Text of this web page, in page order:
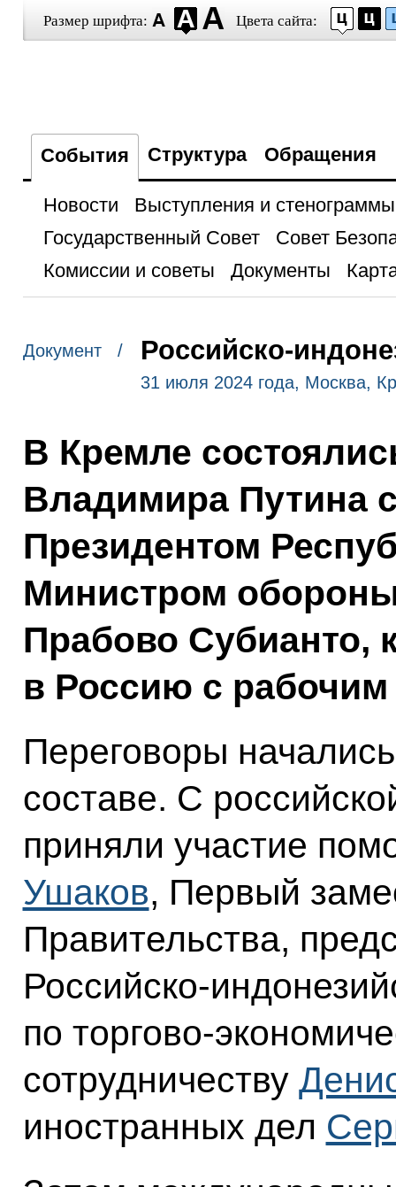
Размер шрифта: Цвета сайта:
События Структура Обращения
Новости
Выступления и стенограммы
Государственный Совет
Совет
Комиссии и советы
Документы
Документ / Российско-
31 июля 2024 года, Москва,
В Кремле
Владимира Путина
Президентом
Министром
Прабово Субианто,
в Россию с рабочим
Переговоры
составе. С
приняли участие
Ушаков, Первый
Правительства,
Российско-
по торгово-
сотрудничеству
иностранных дел